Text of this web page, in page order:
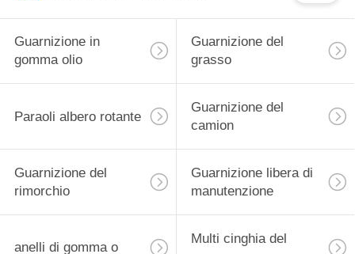
Guarnizione in
gomma olio
Guarnizione del
grasso
Paraoli albero rotante
Guarnizione del
camion
Guarnizione del
rimorchio
Guarnizione libera di
manutenzione
anelli di gomma o
Multi cinghia del